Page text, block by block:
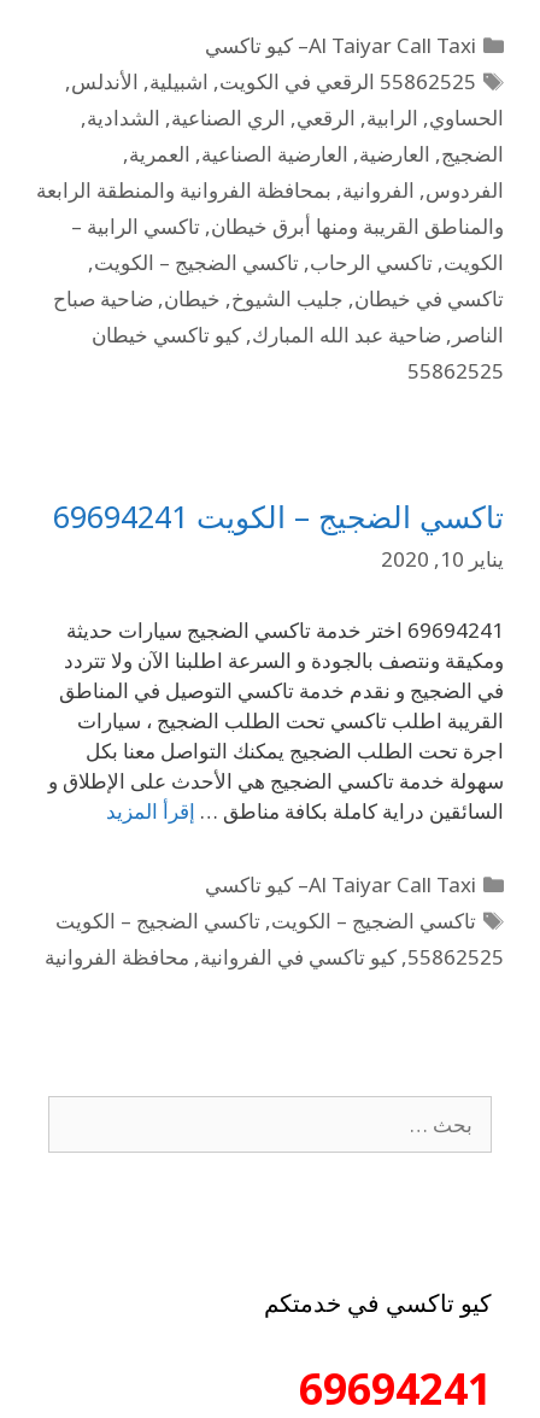
Al Taiyar Call Taxi– كيو تاكسي
55862525 الرقعي في الكويت
, اشبيلية, الأندلس,
الحساوي, الرابية, الرقعي, الري الصناعية, الشدادية,
الضجيج, العارضية, العارضية الصناعية, العمرية,
الفردوس, الفروانية, بمحافظة الفروانية والمنطقة الرابعة
والمناطق القريبة ومنها أبرق خيطان, تاكسي الرابية –
الكويت, تاكسي الرحاب, تاكسي الضجيج – الكويت,
تاكسي في خيطان, جليب الشيوخ, خيطان, ضاحية صباح
الناصر , ضاحية عبد الله المبارك, كيو تاكسي خيطان
55862525
تاكسي الضجيج – الكويت 69694241
يناير 10, 2020
69694241 اختر خدمة تاكسي الضجيج سيارات حديثة
ومكيقة ونتصف بالجودة و السرعة اطلبنا الآن ولا تتردد
في الضجيج و نقدم خدمة تاكسي التوصيل في المناطق
القريبة اطلب تاكسي تحت الطلب الضجيج ، سيارات
اجرة تحت الطلب الضجيج يمكنك التواصل معنا بكل
سهولة خدمة تاكسي الضجيج هي الأحدث على الإطلاق و
السائقين دراية كاملة بكافة مناطق … إقرأ المزيد
Al Taiyar Call Taxi– كيو تاكسي
تاكسي الضجيج – الكويت,تاكسي الضجيج – الكويت
55862525
, كيو تاكسي في الفروانية, محافظة الفروانية
كيو تاكسي في خدمتكم
69694241